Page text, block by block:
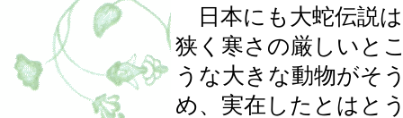
日本にも大蛇伝説
狭く寒さの厳しいと
うな大きな動物がそ
め、実在したとはと